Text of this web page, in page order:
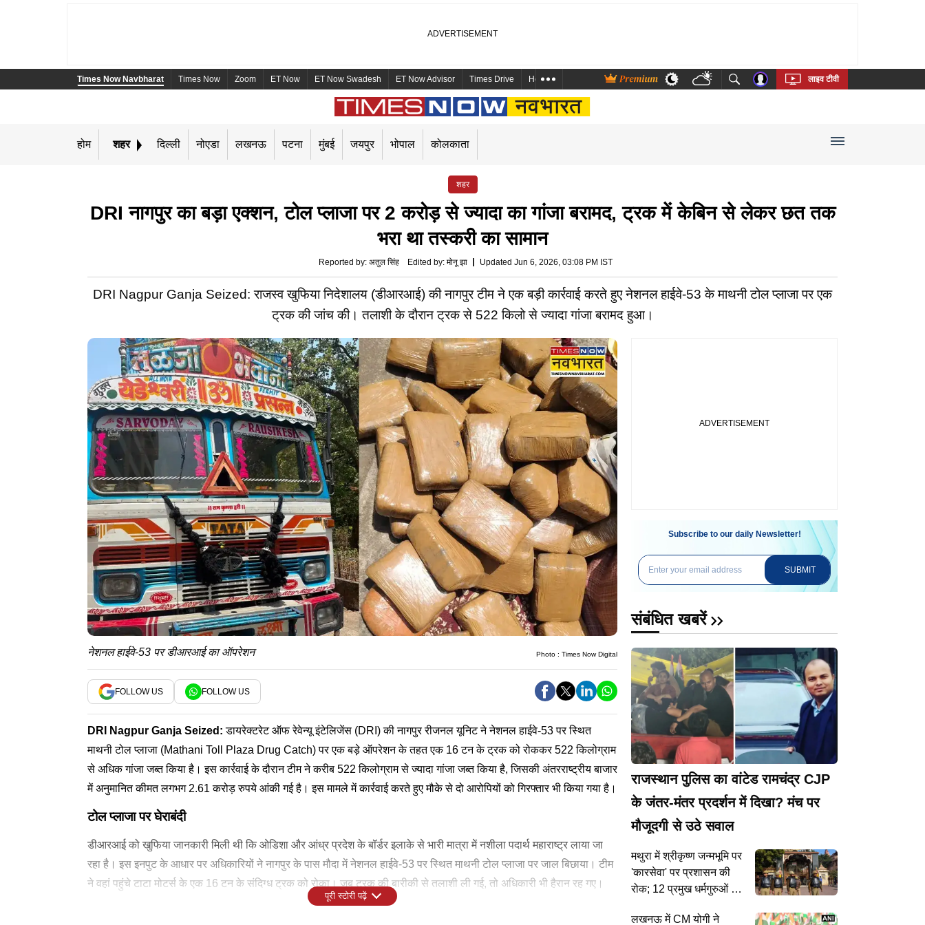
Times Now Navbharat Times Now Zoom ET Now ET Now Swadesh ET Now Advisor Times Drive Health and Me Marathi Bengali Telugu Tamil Kannada Malayalam
लाइव टीवी
होम शहर दिल्ली नोएडा लखनऊ पटना मुंबई जयपुर भोपाल कोलकाता
शहर
DRI नागपुर का बड़ा एक्शन, टोल प्लाजा पर 2 करोड़ से ज्यादा का गांजा बरामद, ट्रक में केबिन से लेकर छत तक
भरा था तस्करी का सामान
Reported by: अतुल सिंह Edited by: मोनू झा Updated Jun 6, 2026, 03:08 PM IST
DRI Nagpur Ganja Seized: राजस्व खुफिया निदेशालय (डीआरआई) की नागपुर टीम ने एक बड़ी कार्रवाई करते हुए नेशनल हाईवे-53 के माथनी टोल प्लाजा पर एक
ट्रक की जांच की। तलाशी के दौरान ट्रक से 522 किलो से ज्यादा गांजा बरामद हुआ।
नेशनल हाईवे-53 पर डीआरआई का ऑपरेशन Photo : Times Now Digital
FOLLOW US FOLLOW US
DRI Nagpur Ganja Seized :डायरेक्टरेट ऑफ रेवेन्यू इंटेलिजेंस (DRI) की नागपुर रीजनल यूनिट ने नेशनल हाईवे-53 पर स्थित
माथनी टोल प्लाजा (Mathani Toll Plaza Drug Catch) पर एक बड़े ऑपरेशन के तहत एक 16 टन के ट्रक को रोककर 522 किलोग्राम
से अधिक गांजा जब्त किया है। इस कार्रवाई के दौरान टीम ने करीब 522 किलोग्राम से ज्यादा गांजा जब्त किया है, जिसकी अंतरराष्ट्रीय बाजार
में अनुमानित कीमत लगभग 2.61 करोड़ रुपये आंकी गई है। इस मामले में कार्रवाई करते हुए मौके से दो आरोपियों को गिरफ्तार भी किया गया है।
टोल प्लाजा पर घेराबंदी
डीआरआई को खुफिया जानकारी मिली थी कि ओडिशा और आंध्र प्रदेश के बॉर्डर इलाके से भारी मात्रा में नशीला पदार्थ महाराष्ट्र लाया जा
रहा है। इस इनपुट के आधार पर अधिकारियों ने नागपुर के पास मौदा में नेशनल हाईवे-53 पर स्थित माथनी टोल प्लाजा पर जाल बिछाया। टीम
ने वहां पहुंचे टाटा मोटर्स के एक 16 टन के संदिग्ध ट्रक को रोका। जब ट्रक की बारीकी से तलाशी ली गई, तो अधिकारी भी हैरान रह गए।
पूरी स्टोरी पढ़ें
Subscribe to our daily Newsletter!
SUBMIT
संबंधित खबरें
राजस्थान पुलिस का वांटेड रामचंद्र CJP
के जंतर-मंतर प्रदर्शन में दिखा? मंच पर
मौजूदगी से उठे सवाल
मथुरा में श्रीकृष्ण जन्मभूमि पर
'कारसेवा' पर प्रशासन की
रोक; 12 प्रमुख धर्मगुरुओं को
लखनऊ में CM योगी ने